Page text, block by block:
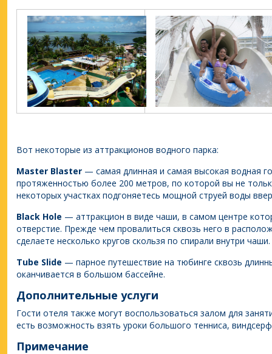
Вот некоторые из аттракционов водного парка:
Master Blaster — самая длинная и самая высокая водная
протяженностью более 200 метров, по которой вы не
некоторых участках подгоняетесь мощной струей воды
Black Hole — аттракцион в виде чаши, в самом центре
отверстие. Прежде чем провалиться сквозь него в
сделаете несколько кругов скользя по спирали внутри
Tube Slide — парное путешествие на тюбинге сквозь
оканчивается в большом бассейне.
Дополнительные услуги
Гости отеля также могут воспользоваться залом для
есть возможность взять уроки большого тенниса,
Примечание